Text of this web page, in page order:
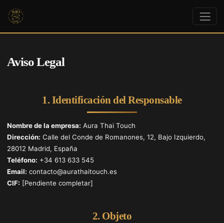
Aviso Legal
1. Identificación del Responsable
Nombre de la empresa: Aura Thai Touch
Dirección: Calle del Conde de Romanones, 12, Bajo Izquierdo,
28012 Madrid, España
Teléfono: +34 613 633 545
Email: contacto@aurathaitouch.es
CIF: [Pendiente completar]
2. Objeto